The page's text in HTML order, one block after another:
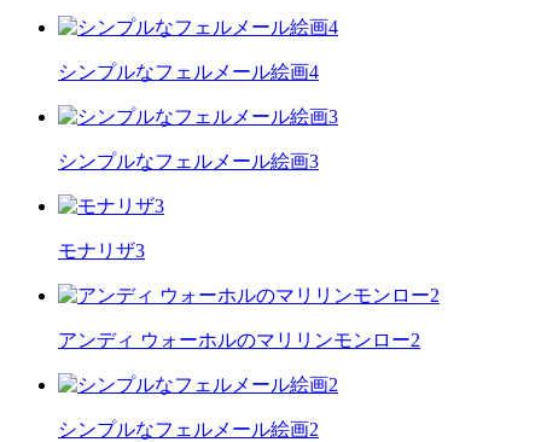
シンプルなフェルメール絵画4
シンプルなフェルメール絵画3
モナリザ3
アンディ ウォーホルのマリリンモンロー2
シンプルなフェルメール絵画2